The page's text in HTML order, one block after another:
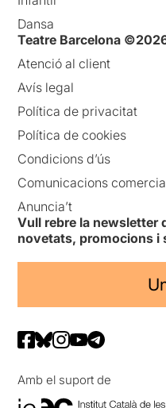
Dansa
Teatre Barcelona
Atenció al client
Avís legal
Política de privacitat
Política de cookies
Condicions d’ús
Comunicacions
Anuncia’t
Vull rebre la newsletter
novetats, promocions i
Amb el suport de